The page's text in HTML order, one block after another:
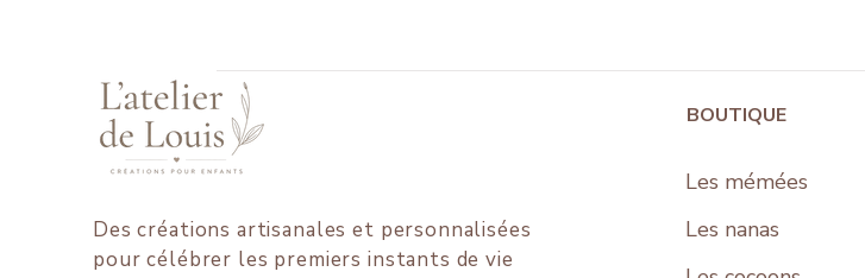
Des créations artisanales et personnalisées
pour célébrer les premiers instants de vie
BOUTIQUE
Les mémées
Les nanas